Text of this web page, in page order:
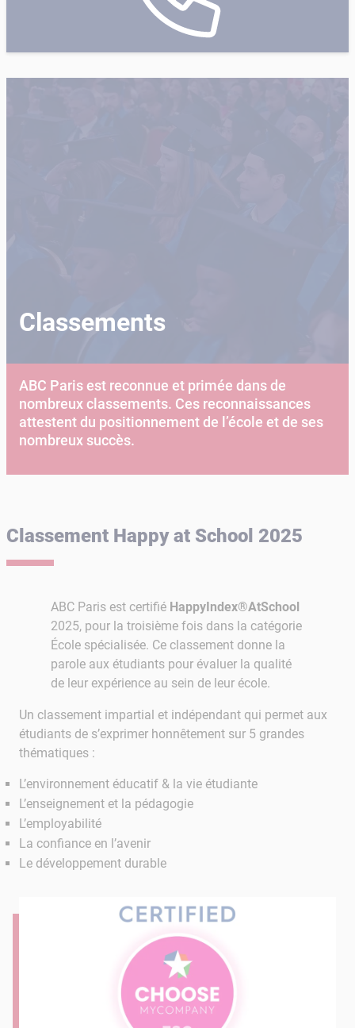
Classements
ABC Paris est reconnue et primée dans de
nombreux classements. Ces reconnaissances
attestent du positionnement de l’école et de ses
nombreux succès.
Classement Happy at School 2025
ABC Paris est certifié HappyIndex®AtSchool
2025, pour la troisième fois dans la catégorie
École spécialisée. Ce classement donne la
parole aux étudiants pour évaluer la qualité
de leur expérience au sein de leur école.
Un classement impartial et indépendant qui permet aux
étudiants de s’exprimer honnêtement sur 5 grandes
thématiques :
L’environnement éducatif & la vie étudiante
L’enseignement et la pédagogie
L’employabilité
La confiance en l’avenir
Le développement durable